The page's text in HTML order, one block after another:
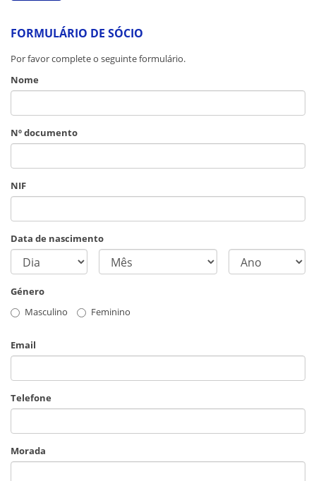
FORMULÁRIO DE SÓCIO
Por favor complete o seguinte formulário.
Nome
Nº documento
NIF
Data de nascimento
Género
Masculino
Feminino
Email
Telefone
Morada